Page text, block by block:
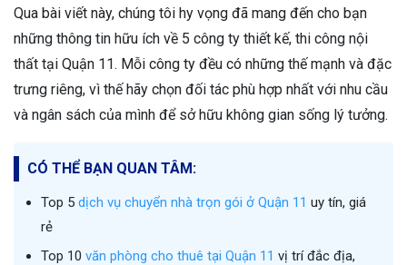
Qua bài viết này, chúng tôi hy vọng đã mang đến cho bạn
những thông tin hữu ích về 5 công ty thiết kế, thi công nội
thất tại Quận 11. Mỗi công ty đều có những thế mạnh và đặc
trưng riêng, vì thế hãy chọn đối tác phù hợp nhất với nhu cầu
và ngân sách của mình để sở hữu không gian sống lý tưởng.
CÓ THỂ BẠN QUAN TÂM:
Top 5 dịch vụ chuyển nhà trọn gói ở Quận 11 uy tín, giá
rẻ
Top 10 văn phòng cho thuê tại Quận 11 vị trí đắc địa,